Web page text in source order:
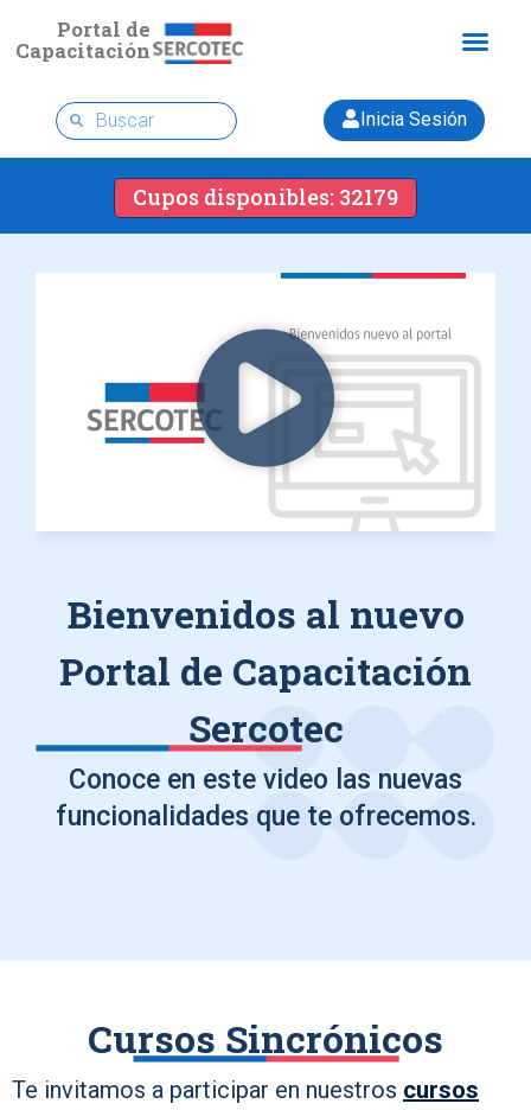
Portal de
Capacitación
Inicia Sesión
Cupos disponibles: 32179
Bienvenidos al nuevo
Portal de Capacitación
Sercotec
Conoce en este video las nuevas
funcionalidades que te ofrecemos.
Cursos Sincrónicos
Te invitamos a participar en nuestros cursos